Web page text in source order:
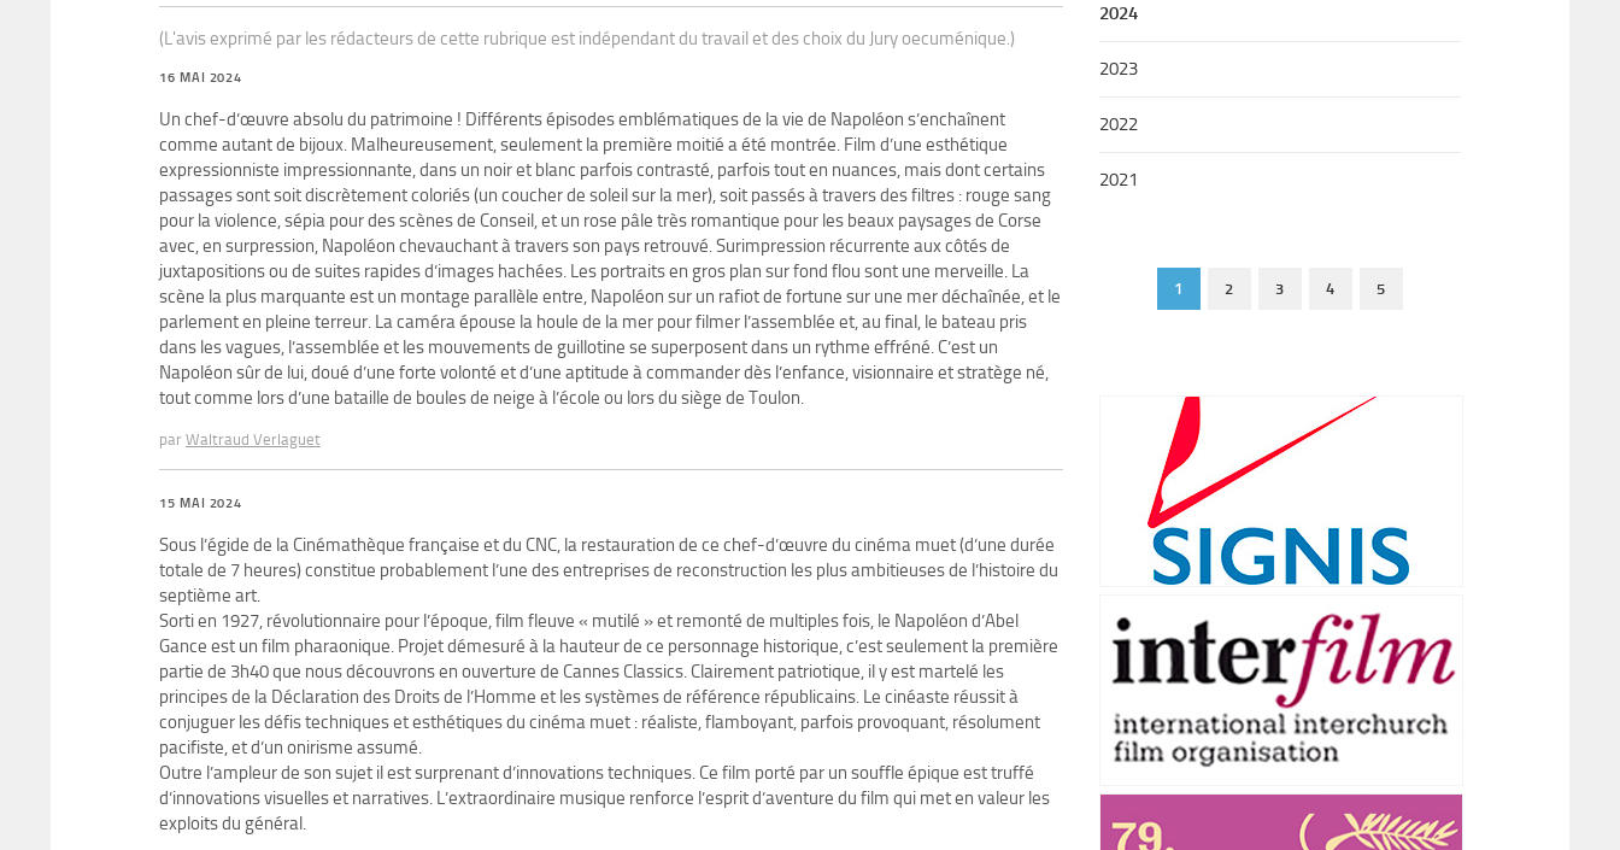
(L'avis exprimé par les rédacteurs de cette rubrique est indépendant du travail et des choix du Jury oecuménique.)
16 MAI 2024
Un chef-d’œuvre absolu du patrimoine ! Différents épisodes emblématiques de la vie de Napoléon s’enchaînent
comme autant de bijoux. Malheureusement, seulement la première moitié a été montrée. Film d’une esthétique
expressionniste impressionnante, dans un noir et blanc parfois contrasté, parfois tout en nuances, mais dont certains
passages sont soit discrètement coloriés (un coucher de soleil sur la mer), soit passés à travers des filtres : rouge sang
pour la violence, sépia pour des scènes de Conseil, et un rose pâle très romantique pour les beaux paysages de Corse
avec, en surpression, Napoléon chevauchant à travers son pays retrouvé. Surimpression récurrente aux côtés de
juxtapositions ou de suites rapides d’images hachées. Les portraits en gros plan sur fond flou sont une merveille. La
scène la plus marquante est un montage parallèle entre, Napoléon sur un rafiot de fortune sur une mer déchaînée, et le
parlement en pleine terreur. La caméra épouse la houle de la mer pour filmer l’assemblée et, au final, le bateau pris
dans les vagues, l’assemblée et les mouvements de guillotine se superposent dans un rythme effréné. C’est un
Napoléon sûr de lui, doué d’une forte volonté et d’une aptitude à commander dès l’enfance, visionnaire et stratège né,
tout comme lors d’une bataille de boules de neige à l’école ou lors du siège de Toulon.
par Waltraud Verlaguet
15 MAI 2024
Sous l’égide de la Cinémathèque française et du CNC, la restauration de ce chef-d’œuvre du cinéma muet (d’une durée
totale de 7 heures) constitue probablement l’une des entreprises de reconstruction les plus ambitieuses de l’histoire du
septième art.
Sorti en 1927, révolutionnaire pour l’époque, film fleuve « mutilé » et remonté de multiples fois, le Napoléon d’Abel
Gance est un film pharaonique. Projet démesuré à la hauteur de ce personnage historique, c’est seulement la première
partie de 3h40 que nous découvrons en ouverture de Cannes Classics. Clairement patriotique, il y est martelé les
principes de la Déclaration des Droits de l’Homme et les systèmes de référence républicains. Le cinéaste réussit à
conjuguer les défis techniques et esthétiques du cinéma muet : réaliste, flamboyant, parfois provoquant, résolument
pacifiste, et d’un onirisme assumé.
Outre l’ampleur de son sujet il est surprenant d’innovations techniques. Ce film porté par un souffle épique est truffé
d’innovations visuelles et narratives. L’extraordinaire musique renforce l’esprit d’aventure du film qui met en valeur les
exploits du général.
2024
2023
2022
2021
1 2 3 4 5